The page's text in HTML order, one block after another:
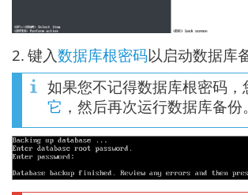
2. 键入数据库根密码以启动数据库
如果您不记得数据库根密码，
它 ，然后再次运行数据库备份。